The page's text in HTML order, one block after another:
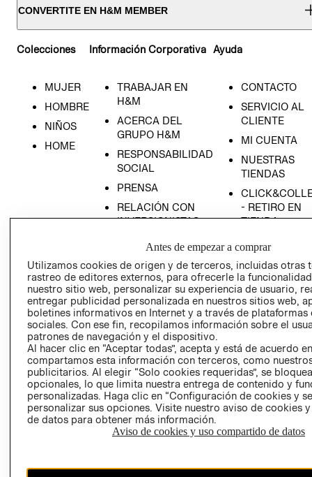
CONVERTITE EN H&M MEMBER
Colecciones
MUJER
HOMBRE
NIÑOS
HOME
Información Corporativa
TRABAJAR EN
H&M
ACERCA DEL
GRUPO H&M
RESPONSABILIDAD
SOCIAL
PRENSA
RELACIÓN CON
INVERSIONISTAS
POLÍTICA
EMPRESARIAL
Ayuda
CONTACTO
SERVICIO AL
CLIENTE
MI CUENTA
NUESTRAS
TIENDAS
- RETIRO EN
TIENDA
CONDICIONES
AVISO DE
PRIVACIDAD
GIFT CARD
AVISO DE
Antes de empezar a comprar
Utilizamos cookies de origen y de terceros, incluidas otras
rastreo de editores externos, para ofrecerle la
nuestro sitio web, personalizar su experiencia de usuario,
entregar publicidad personalizada en nuestros sitios web,
boletines informativos en Internet y a través de plataformas
sociales. Con ese fin, recopilamos información sobre el
patrones de navegación y el dispositivo.
Al hacer clic en “Aceptar todas”, acepta y está de acuerdo
compartamos esta información con terceros, como
publicitarios. Al elegir “Solo cookies requeridas”, se
opcionales, lo que limita nuestra entrega de contenido y
personalizadas. Haga clic en “Configuración de cookies y
personalizar sus opciones. Visite nuestro aviso de cookies
de datos para obtener más información.
Aviso de cookies y uso compartido de datos